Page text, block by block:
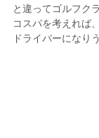
と違ってゴルフク
コスパを考えれば、
ドライバーになり